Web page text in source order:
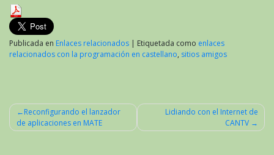
Publicada en Enlaces relacionados | Etiquetada como enlaces
relacionados con la programación en castellano, sitios amigos
Navegación
Reconfigurando el lanzador
de aplicaciones en MATE
Lidiando con el Internet de
CANTV